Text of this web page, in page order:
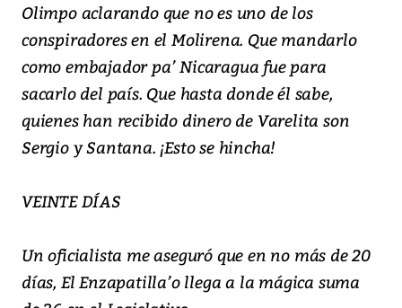
Olimpo aclarando que no es uno de los
conspiradores en el Molirena. Que mandarlo
como embajador pa’ Nicaragua fue para
sacarlo del país. Que hasta donde él sabe,
quienes han recibido dinero de Varelita son
Sergio y Santana. ¡Esto se hincha!
VEINTE DÍAS
Un oficialista me aseguró que en no más de 20
días, El Enzapatilla’o llega a la mágica suma